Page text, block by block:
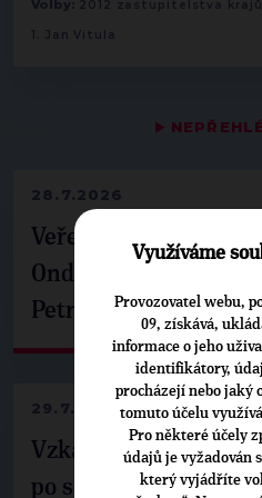
▶
28.7.2026
Veřejné finance,
Ondřej Havel jednal s
Petrem Pavlem
29.7.2026
Vzkaz Matěje
po setkání s
Volby: 2012 zastupitelstva krajů
1. Jan Vitula
Využíváme
Provozovatel webu,
09, získává,
informace o jeho
identifikátory,
procházejí nebo jaký
tomuto účelu
Pro některé účely
údajů je vyžadován
který vyjádříte